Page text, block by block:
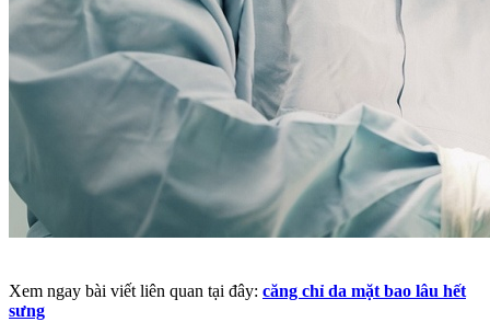
Xem ngay bài viết liên quan tại đây: căng chỉ da mặt bao lâu hết
sưng